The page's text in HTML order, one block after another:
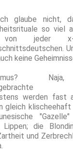
glaube nicht,
so viel
jeder x-
keine
werden fast
gleich
Lippen; die
und